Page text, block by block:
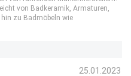
von Badkeramik, Armaturen,
zu Badmöbeln wie
25.01.2023